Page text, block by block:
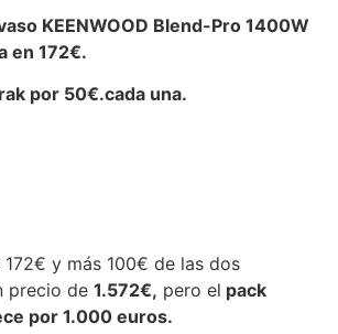
KEENWOOD Blend-Pro 1400W
en 172€.
por 50€.cada una.
y más 100€ de las dos
precio de 1.572€, pero el pack
por 1.000 euros.